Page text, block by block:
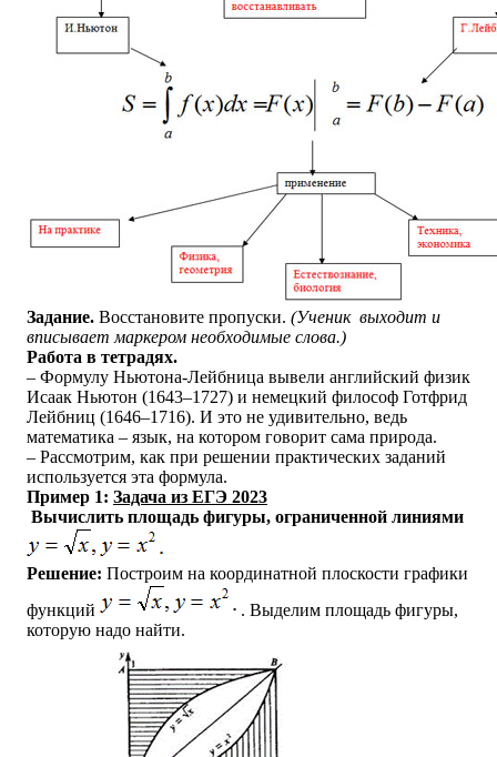
Задание. Восстановите пропуски. (Ученик выходит и
вписывает маркером необходимые слова.)
Работа в тетрадях.
– Формулу Ньютона-Лейбница вывели английский физик
Исаак Ньютон (1643–1727) и немецкий философ Готфрид
Лейбниц (1646–1716). И это не удивительно, ведь
математика – язык, на котором говорит сама природа.
– Рассмотрим, как при решении практических заданий
используется эта формула.
Пример 1: Задача из ЕГЭ 2023
Вычислить площадь фигуры, ограниченной линиями
Решение: Построим на координатной плоскости графики
функций
. Выделим площадь фигуры,
которую надо найти.